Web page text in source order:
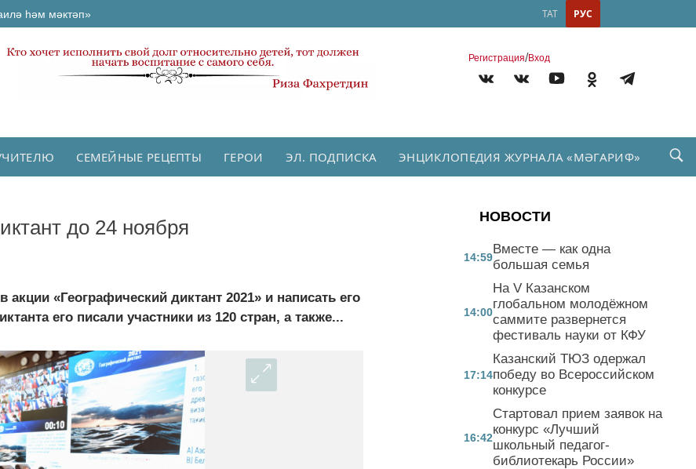
һәм мәктәп» РУС
ТАТ
Регистрация/Вход
СЕМЕЙНЫЕ РЕЦЕПТЫ ГЕРОИ ЭЛ. ПОДПИСКА ЭНЦИКЛОПЕДИЯ ЖУРНАЛА «МӘГАРИФ»
до 24 ноября
«Географический диктант 2021» и написать его
его писали участники из 120 стран, а также...
НОВОСТИ
14:59
Вместе — как одна
большая семья
14:00
На V Казанском
глобальном молодёжном
саммите развернется
фестиваль науки от КФУ
17:14
Казанский ТЮЗ одержал
победу во Всероссийском
конкурсе
16:42
Стартовал прием заявок на
конкурс «Лучший
школьный педагог-
библиотекарь России»